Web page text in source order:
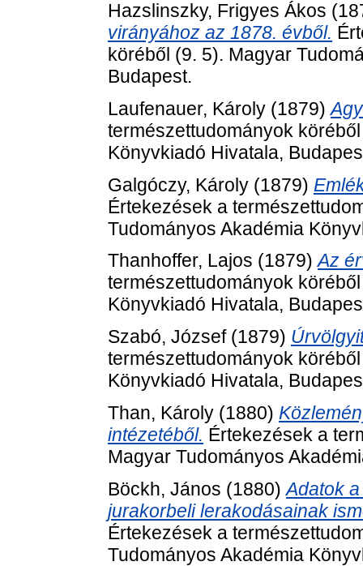
Hazslinszky, Frigyes Ákos
virányához az 1878. évből.
köréből (9. 5). Magyar
Budapest.
Laufenauer, Károly (1879)
természettudományok
Könyvkiadó Hivatala,
Galgóczy, Károly (1879)
Értekezések a
Tudományos Akadémia
Thanhoffer, Lajos (1879)Az
természettudományok
Könyvkiadó Hivatala,
Szabó, József(1879)
természettudományok
Könyvkiadó Hivatala,
Than, Károly (1880)
intézetéből. Értekezések a
Magyar Tudományos
Böckh, János (1880)Adatok
jurakorbeli lerakodásainak
Értekezések a
Tudományos Akadémia